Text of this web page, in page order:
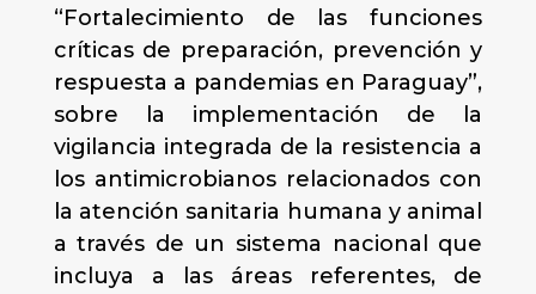
“Fortalecimiento de las funciones
críticas de preparación, prevención y
respuesta a pandemias en Paraguay”,
sobre la implementación de la
vigilancia integrada de la resistencia a
los antimicrobianos relacionados con
la atención sanitaria humana y animal
a través de un sistema nacional que
incluya a las áreas referentes, de